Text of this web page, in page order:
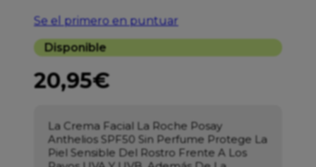
Se el primero en puntuar
Disponible
20,95€
La Crema Facial La Roche Posay
Anthelios SPF50 Sin Perfume Protege La
Piel Sensible Del Rostro Frente A Los